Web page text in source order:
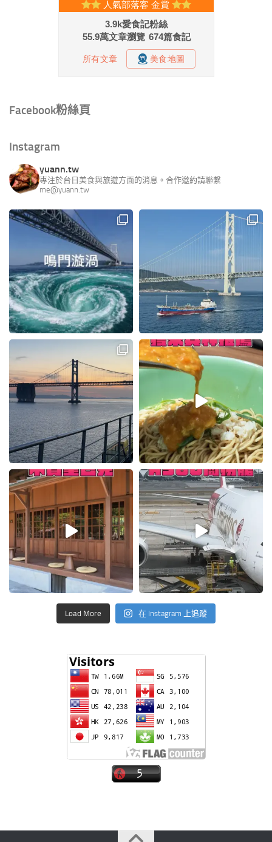
Facebook粉絲頁
Instagram
yuann.tw
專注於台日美食與旅遊方面的消息。合作邀約請聯繫
me@yuann.tw
Load More 在 Instagram 上追蹤